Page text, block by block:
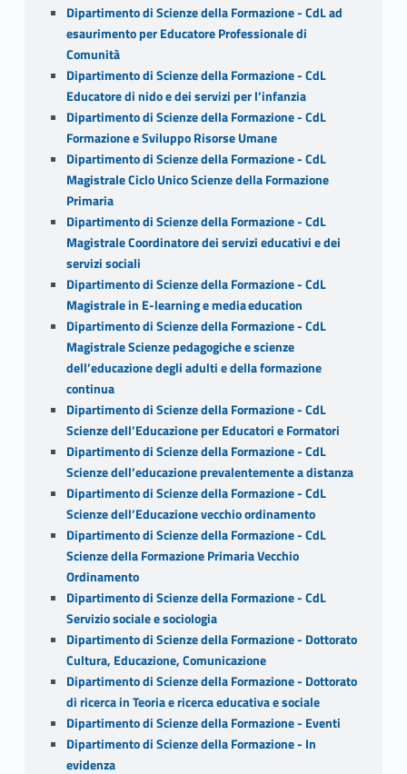
Dipartimento di Scienze della Formazione - CdL ad
esaurimento per Educatore Professionale di
Comunità
Dipartimento di Scienze della Formazione - CdL
Educatore di nido e dei servizi per l’infanzia
Dipartimento di Scienze della Formazione - CdL
Formazione e Sviluppo Risorse Umane
Dipartimento di Scienze della Formazione - CdL
Magistrale Ciclo Unico Scienze della Formazione
Primaria
Dipartimento di Scienze della Formazione - CdL
Magistrale Coordinatore dei servizi educativi e dei
servizi sociali
Dipartimento di Scienze della Formazione - CdL
Magistrale in E-learning e media education
Dipartimento di Scienze della Formazione - CdL
Magistrale Scienze pedagogiche e scienze
dell’educazione degli adulti e della formazione
continua
Dipartimento di Scienze della Formazione - CdL
Scienze dell’Educazione per Educatori e Formatori
Dipartimento di Scienze della Formazione - CdL
Scienze dell’educazione prevalentemente a distanza
Dipartimento di Scienze della Formazione - CdL
Scienze dell’Educazione vecchio ordinamento
Dipartimento di Scienze della Formazione - CdL
Scienze della Formazione Primaria Vecchio
Ordinamento
Dipartimento di Scienze della Formazione - CdL
Servizio sociale e sociologia
Dipartimento di Scienze della Formazione - Dottorato
Cultura, Educazione, Comunicazione
Dipartimento di Scienze della Formazione - Dottorato
di ricerca in Teoria e ricerca educativa e sociale
Dipartimento di Scienze della Formazione - Eventi
Dipartimento di Scienze della Formazione - In
evidenza